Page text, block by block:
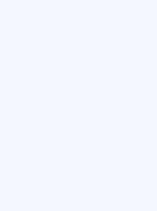
Diseñado